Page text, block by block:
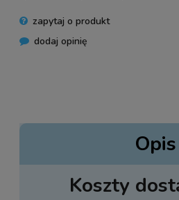
zapytaj o produkt
dodaj opinię
Opis
Koszty
Cena nie zawiera ewentualnych